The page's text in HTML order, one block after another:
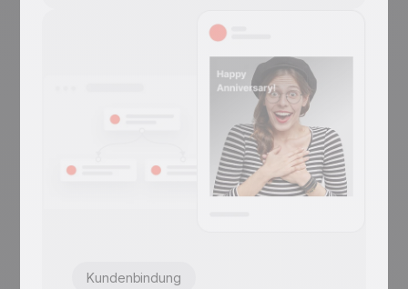
Kundenbindung